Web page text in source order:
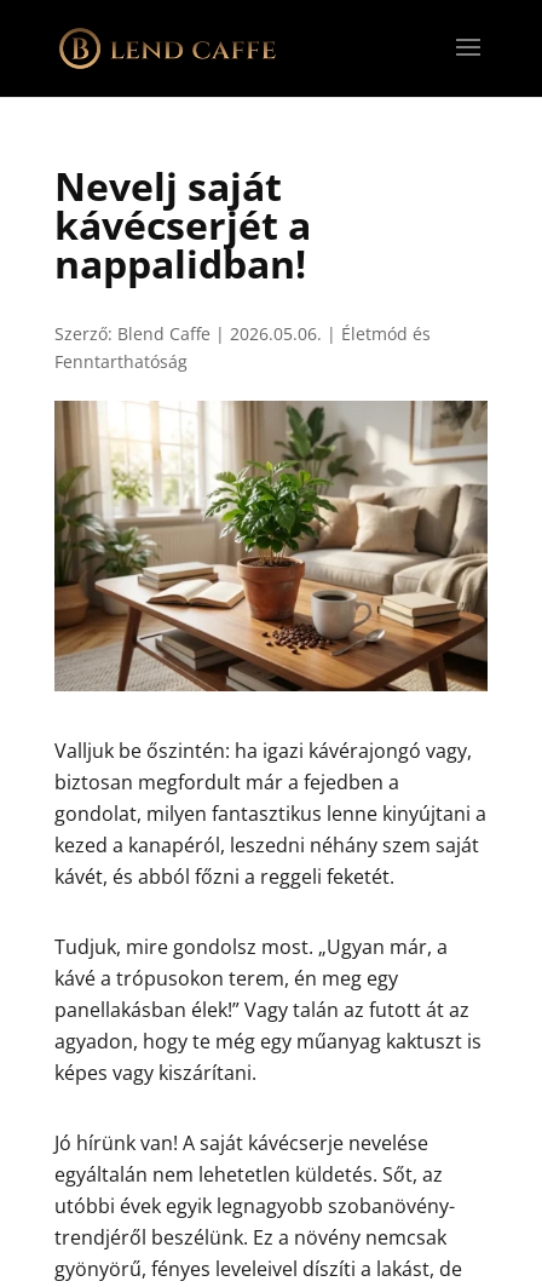
Nevelj saját
kávécserjét a
nappalidban!
Szerző: Blend Caffe | 2026.05.06. | Életmód és
Fenntarthatóság
Valljuk be őszintén: ha igazi kávérajongó vagy,
biztosan megfordult már a fejedben a
gondolat, milyen fantasztikus lenne kinyújtani a
kezed a kanapéról, leszedni néhány szem saját
kávét, és abból főzni a reggeli feketét.
Tudjuk, mire gondolsz most. „Ugyan már, a
kávé a trópusokon terem, én meg egy
panellakásban élek!” Vagy talán az futott át az
agyadon, hogy te még egy műanyag kaktuszt is
képes vagy kiszárítani.
Jó hírünk van! A saját kávécserje nevelése
egyáltalán nem lehetetlen küldetés. Sőt, az
utóbbi évek egyik legnagyobb szobanövény-
trendjéről beszélünk. Ez a növény nemcsak
gyönyörű, fényes leveleivel díszíti a lakást, de